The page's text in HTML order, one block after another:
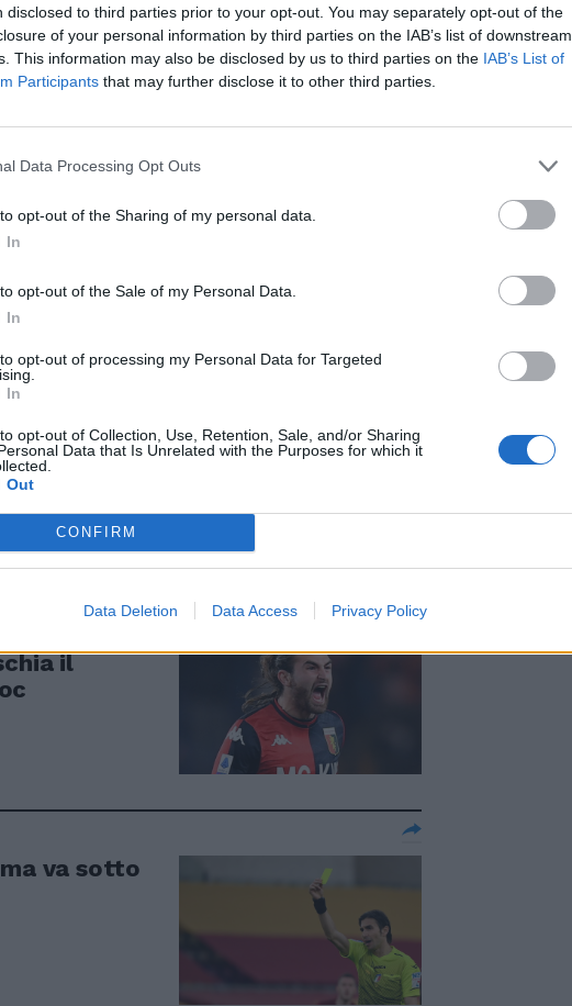
disclosed to third parties prior to your opt-out. You may separately opt-out of the
of your personal information by third parties on the IAB’s list of downstream
This information may also be disclosed by us to third parties on the IAB’s List of
Participants that may further disclose it to other third parties.
Data Processing Opt Outs
opt-out of the Sharing of my personal data.
In
opt-out of the Sale of my Personal Data.
In
opt-out of processing my Personal Data for Targeted
In
opt-out of Collection, Use, Retention, Sale, and/or Sharing
Data that Is Unrelated with the Purposes for which it
Out
CONFIRM
Data Deletion Data Access Privacy Policy
il caso
a lui e
il
"Sputi,
il
va sotto